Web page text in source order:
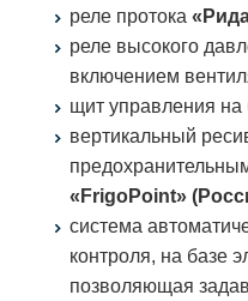
реле протока
реле высокого
включением
щит управления на
вертикальный
«FrigoPoint»
система
контроля, на базе
позволяющая